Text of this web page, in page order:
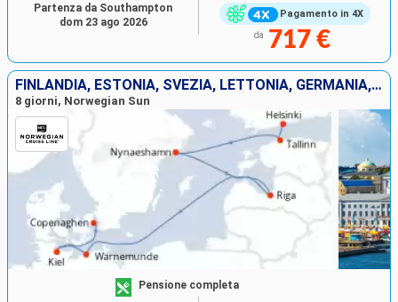
Pagamento in 4X
da 717 €
Partenza da Southampton
dom 23 ago 2026
FINLANDIA, ESTONIA, SVEZIA, LETTONIA, GERMANIA, DANIMARCA
8 giorni, Norwegian Sun
Pensione completa